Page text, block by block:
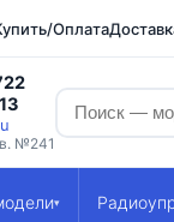
Оплата
№241
▾